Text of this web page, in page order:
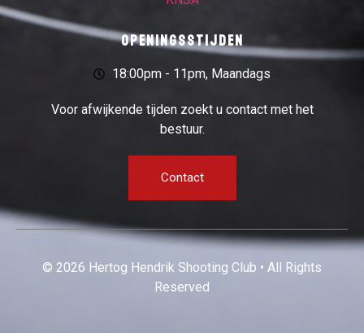
Openingsstijden
18:00pm - 11pm, Maandags
Voor afwijkende tijden zoekt u contact met het
bestuur.
Contact
© 2026 Hertog Hendrik Shooting Club • All Rights
Reserved